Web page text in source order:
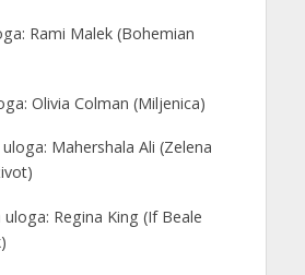
Rami Malek (Bohemian
Olivia Colman (Miljenica)
Mahershala Ali (Zelena
Regina King (If Beale